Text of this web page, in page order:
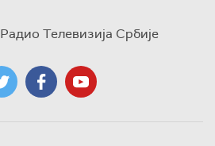
Радио Телевизија Србије